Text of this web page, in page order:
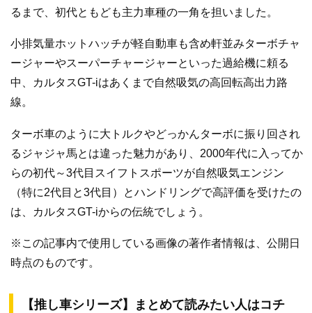
るまで、初代ともども主力車種の一角を担いました。
小排気量ホットハッチが軽自動車も含め軒並みターボチャ
ージャーやスーパーチャージャーといった過給機に頼る
中、カルタスGT-iはあくまで自然吸気の高回転高出力路
線。
ターボ車のように大トルクやどっかんターボに振り回され
るジャジャ馬とは違った魅力があり、2000年代に入ってか
らの初代～3代目スイフトスポーツが自然吸気エンジン
（特に2代目と3代目）とハンドリングで高評価を受けたの
は、カルタスGT-iからの伝統でしょう。
※この記事内で使用している画像の著作者情報は、公開日
時点のものです。
【推し車シリーズ】まとめて読みたい人はコチ